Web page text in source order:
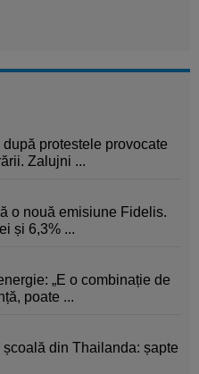
protestele provocate
Zalujni ...
o nouă emisiune Fidelis.
și 6,3% ...
„E o combinație de
poate ...
din Thailanda: șapte